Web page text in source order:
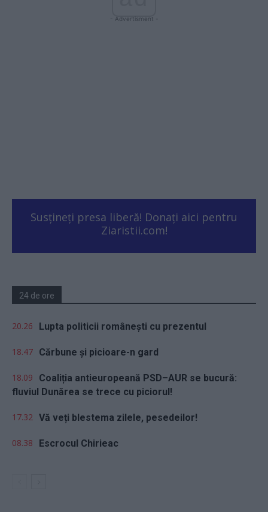
- Advertisment -
Susțineți presa liberă! Donați aici pentru
Ziaristii.com!
24 de ore
20.26 Lupta politicii românești cu prezentul
18.47 Cărbune și picioare-n gard
18.09
Coaliția antieuropeană PSD–AUR se bucură:
fluviul Dunărea se trece cu piciorul!
17.32 Vă veți blestema zilele, pesedeilor!
08.38 Escrocul Chirieac